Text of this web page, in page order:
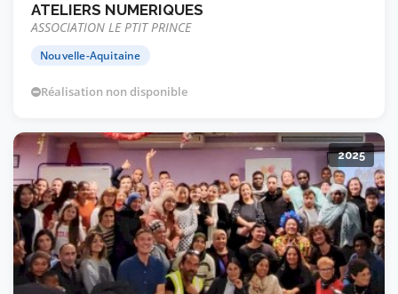
ATELIERS NUMERIQUES
ASSOCIATION LE PTIT PRINCE
Nouvelle-Aquitaine
Réalisation non disponible
2025